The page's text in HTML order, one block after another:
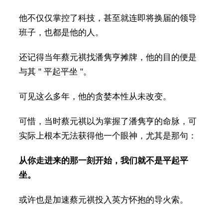
他不仅仅掌控了科技，甚至就连即将换届的领导
班子，也都是他的人。
还记得当年蔡元祺找潘隽亨摊牌，他的目的便是
与其 " 平起平坐 "。
可见这么多年，他的贪婪本性从未改变。
可惜，当时蔡元祺以为掌握了潘隽亨的命脉，可
实际上根本无法获得他一个眼神，尤其是那句：
从你走进来的那一刻开始，我们就不是平起平
坐。
或许也是加速蔡元祺投入英方怀抱的导火索。